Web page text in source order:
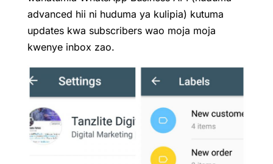
advanced hii ni huduma ya kulipia) kutuma
updates kwa subscribers wao moja moja
kwenye inbox zao.